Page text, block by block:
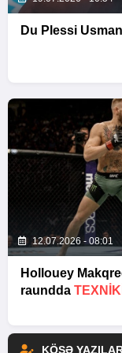
Du Plessi
12.07.2026 - 08:01
Hollouey
raundda
KÖŞƏ